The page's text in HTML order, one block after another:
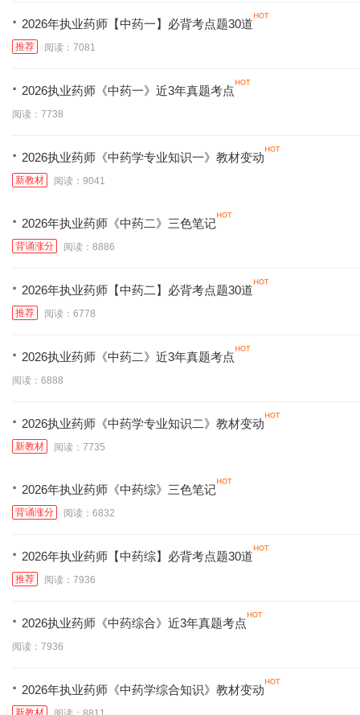
· 2026年执业药师【中药一】必背考点题30道
推荐 阅读：7081
· 2026执业药师《中药一》近3年真题考点
阅读：7738
· 2026执业药师《中药学专业知识一》教材变动
新教材 阅读：9041
· 2026年执业药师《中药二》三色笔记
背诵涨分 阅读：8886
· 2026年执业药师【中药二】必背考点题30道
推荐 阅读：6778
· 2026执业药师《中药二》近3年真题考点
阅读：6888
· 2026执业药师《中药学专业知识二》教材变动
新教材 阅读：7735
· 2026年执业药师《中药综》三色笔记
背诵涨分 阅读：6832
· 2026年执业药师【中药综】必背考点题30道
推荐 阅读：7936
· 2026执业药师《中药综合》近3年真题考点
阅读：7936
· 2026年执业药师《中药学综合知识》教材变动
新教材